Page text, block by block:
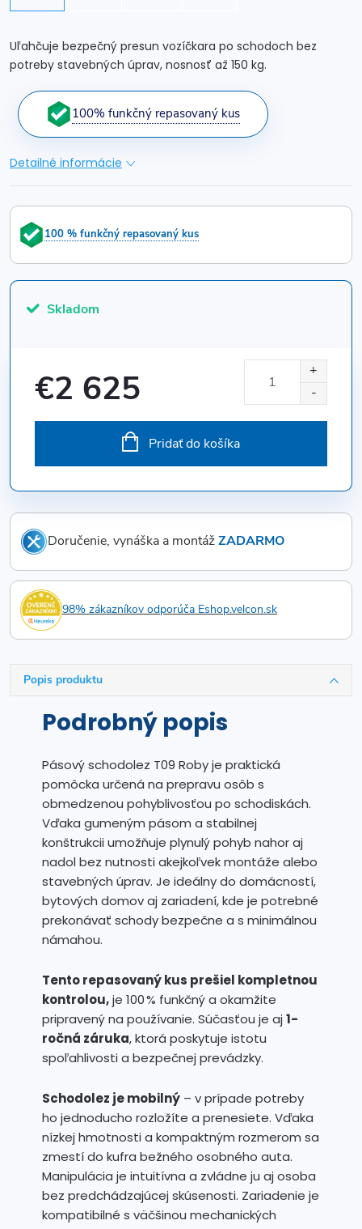
Uľahčuje bezpečný presun vozíčkara po schodoch bez
potreby stavebných úprav, nosnosť až 150 kg.
100% funkčný repasovaný kus
Detailné informácie
100 % funkčný repasovaný kus
Skladom
€2 625
Pridať do košíka
Doručenie, vynáška a montážZADARMO
98% zákazníkov odporúča Eshop.velcon.sk
Popis produktu
Podrobný popis
Pásový schodolez T09 Roby je praktická
pomôcka určená na prepravu osôb s
obmedzenou pohyblivosťou po schodiskách.
Vďaka gumeným pásom a stabilnej
konštrukcii umožňuje plynulý pohyb nahor aj
nadol bez nutnosti akejkoľvek montáže alebo
stavebných úprav. Je ideálny do domácností,
bytových domov aj zariadení, kde je potrebné
prekonávať schody bezpečne a s minimálnou
námahou.
Tento repasovaný kus prešiel kompletnou
kontrolou,je 100 % funkčný a okamžite
pripravený na používanie. Súčasťou je aj 1-
ročná záruka, ktorá poskytuje istotu
spoľahlivosti a bezpečnej prevádzky.
Schodolez je mobilný – v prípade potreby
ho jednoducho rozložíte a prenesiete. Vďaka
nízkej hmotnosti a kompaktným rozmerom sa
zmestí do kufra bežného osobného auta.
Manipulácia je intuitívna a zvládne ju aj osoba
bez predchádzajúcej skúsenosti. Zariadenie je
kompatibilné s väčšinou mechanických